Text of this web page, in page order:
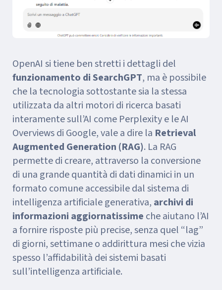
OpenAI si tiene ben stretti i dettagli del
funzionamento di SearchGPT, ma è possibile
che la tecnologia sottostante sia la stessa
utilizzata da altri motori di ricerca basati
interamente sull’AI come Perplexity e le AI
Overviews di Google, vale a dire la Retrieval
Augmented Generation (RAG). La RAG
permette di creare, attraverso la conversione
di una grande quantità di dati dinamici in un
formato comune accessibile dal sistema di
intelligenza artificiale generativa, archivi di
informazioni aggiornatissime che aiutano l’AI
a fornire risposte più precise, senza quel “lag”
di giorni, settimane o addirittura mesi che vizia
spesso l’affidabilità dei sistemi basati
sull’intelligenza artificiale.